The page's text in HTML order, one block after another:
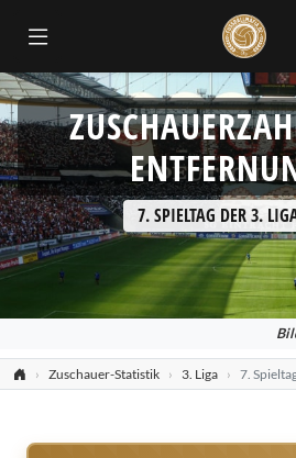
7. SPIELTAG DER 3.
Zuschauer-Statistik 3. Liga 7.